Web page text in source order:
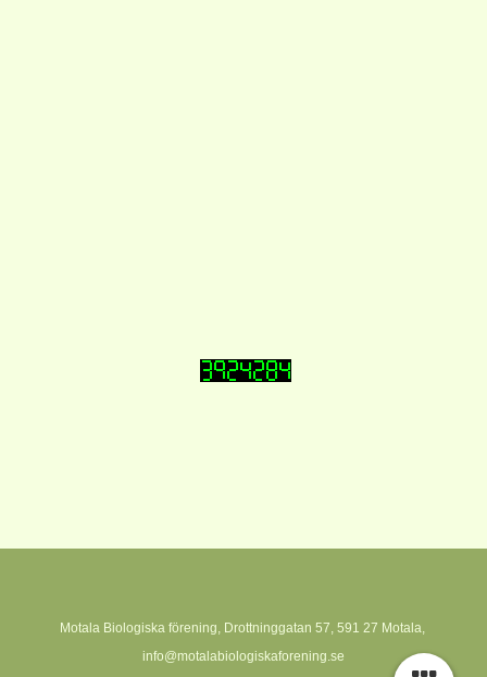
Motala Biologiska förening, Drottninggatan 57, 591 27 Motala,
info@motalabiologiskaforening.se